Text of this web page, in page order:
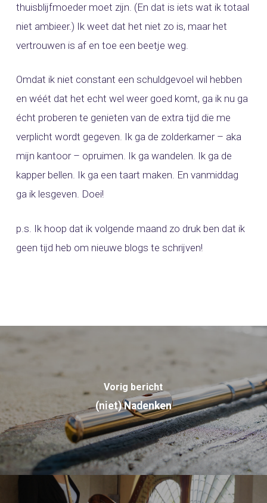
thuisblijfmoeder moet zijn. (En dat is iets wat ik totaal
niet ambieer.) Ik weet dat het niet zo is, maar het
vertrouwen is af en toe een beetje weg.
Omdat ik niet constant een schuldgevoel wil hebben
en wéét dat het echt wel weer goed komt, ga ik nu ga
écht proberen te genieten van de extra tijd die me
verplicht wordt gegeven. Ik ga de zolderkamer – aka
mijn kantoor – opruimen. Ik ga wandelen. Ik ga de
kapper bellen. Ik ga een taart maken. En vanmiddag
ga ik lesgeven. Doei!
p.s. Ik hoop dat ik volgende maand zo druk ben dat ik
geen tijd heb om nieuwe blogs te schrijven!
Vorig bericht
(niet) Nadenken